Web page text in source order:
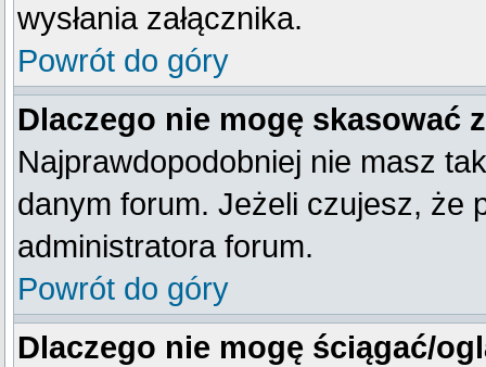
wysłania załącznika.
Powrót do góry
Dlaczego nie mogę skasować
Najprawdopodobniej nie masz
danym forum. Jeżeli czujesz, że
administratora forum.
Powrót do góry
Dlaczego nie mogę ściągać/